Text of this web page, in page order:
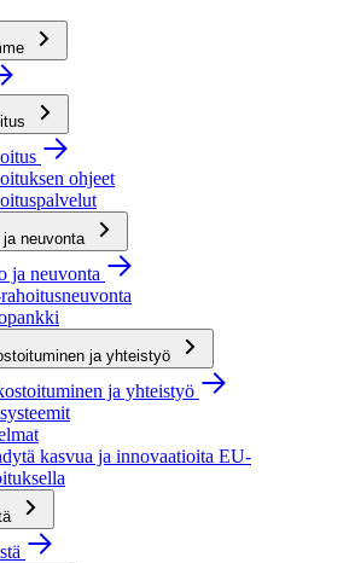
ohjeet
ja neuvonta
ja neuvonta
ja yhteistyö
ja yhteistyö
kasvua ja innovaatioita EU-